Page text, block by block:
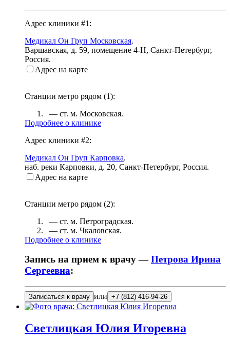
Адрес клиники #1:
Медикал Он Груп Московская.
Варшавская, д. 59, помещение 4-Н, Санкт-Петербург,
Россия.
Адрес на карте
Станции метро рядом (1):
— ст. м. Московская.
Подробнее о клинике
Адрес клиники #2:
Медикал Он Груп Карповка.
наб. реки Карповки, д. 20, Санкт-Петербург, Россия.
Адрес на карте
Станции метро рядом (2):
— ст. м. Петроградская.
— ст. м. Чкаловская.
Подробнее о клинике
Запись на прием к врачу —Петрова Ирина
Сергеевна:
Записаться к врачу или +7 (812) 416-94-26
Светлицкая Юлия Игоревна